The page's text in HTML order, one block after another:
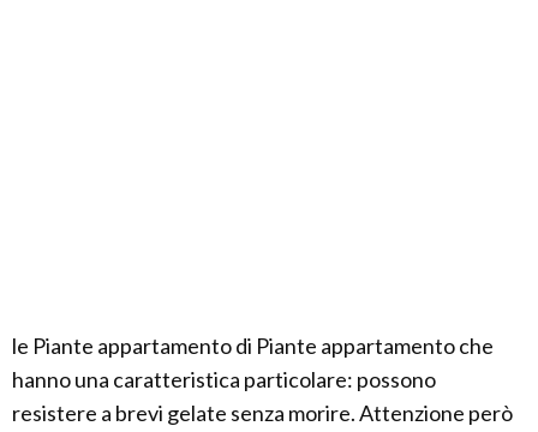
le Piante appartamento di Piante appartamento che
hanno una caratteristica particolare: possono
resistere a brevi gelate senza morire. Attenzione però